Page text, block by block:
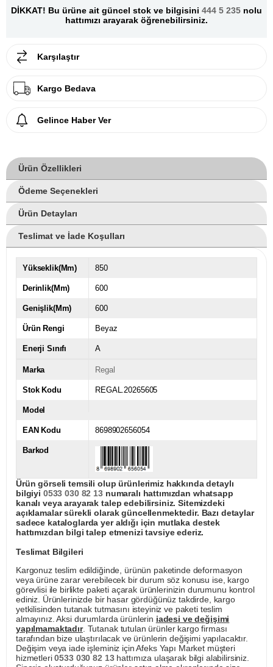
DİKKAT! Bu ürüne ait güncel stok ve bilgisini 444 5 235 nolu
hattımızı arayarak öğrenebilirsiniz.
Karşılaştır
Kargo Bedava
Gelince Haber Ver
Ürün Özellikleri
Ödeme Seçenekleri
Ürün Detayları
Teslimat ve İade Koşulları
Yükseklik(Mm) 850
Derinlik(Mm) 600
Genişlik(Mm) 600
Ürün Rengi Beyaz
Enerji Sınıfı A
Marka Regal
Stok Kodu REGAL.20265605
Model
EAN Kodu 8698902656054
Barkod
Ürün görseli temsili olup ürünlerimiz hakkında detaylı
bilgiyi 0533 030 82 13numaralı hattımızdan whatsapp
kanalı veya arayarak talep edebilirsiniz. Sitemizdeki
açıklamalar sürekli olarak güncellenmektedir. Bazı detaylar
sadece kataloglarda yer aldığı için mutlaka destek
hattımızdan bilgi talep etmenizi tavsiye ederiz.
Teslimat Bilgileri
Kargonuz teslim edildiğinde, ürünün paketinde deformasyon
veya ürüne zarar verebilecek bir durum söz konusu ise, kargo
görevlisi ile birlikte paketi açarak ürünlerinizin durumunu kontrol
ediniz. Ürünlerinizde bir hasar gördüğünüz takdirde, kargo
yetkilisinden tutanak tutmasını isteyiniz ve paketi teslim
almayınız. Aksi durumlarda ürünlerin iadesi ve değişimi
yapılmamaktadır. Tutanak tutulan ürünler kargo firması
tarafından bize ulaştırılacak ve ürünlerin değişimi yapılacaktır.
Değişim veya iade işleminiz için Afeks Yapı Market müşteri
hizmetleri0533 030 82 13hattımıza ulaşarak bilgi alabilirsiniz.